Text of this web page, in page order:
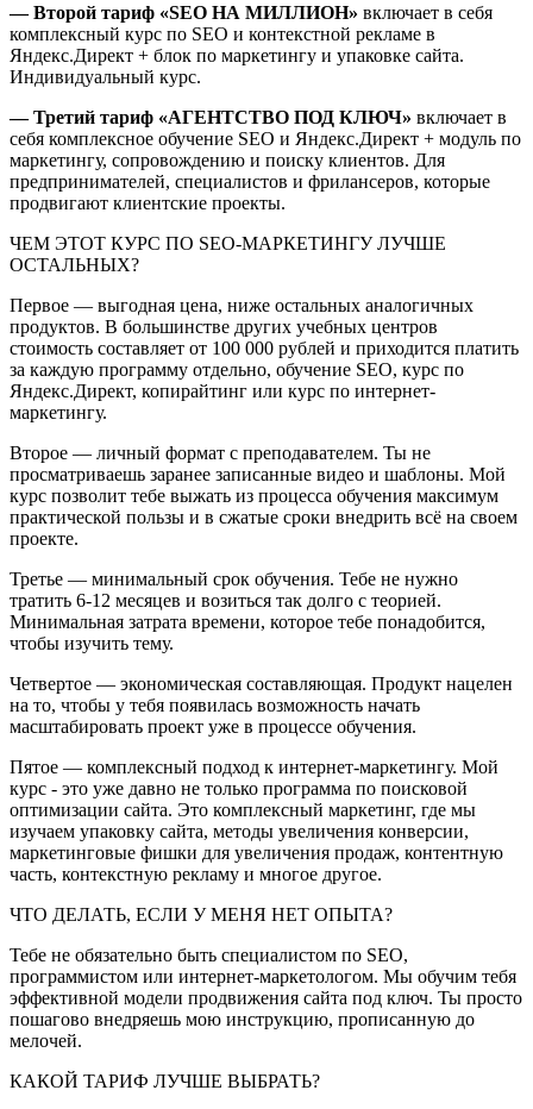
— Второй тариф «SEO НА МИЛЛИОН» включает в себя
комплексный курс по SEO и контекстной рекламе в
Яндекс.Директ + блок по маркетингу и упаковке сайта.
Индивидуальный курс.
— Третий тариф «АГЕНТСТВО ПОД КЛЮЧ» включает в
себя комплексное обучение SEO и Яндекс.Директ + модуль по
маркетингу, сопровождению и поиску клиентов. Для
предпринимателей, специалистов и фрилансеров, которые
продвигают клиентские проекты.
ЧЕМ ЭТОТ КУРС ПО SEO-МАРКЕТИНГУ ЛУЧШЕ
ОСТАЛЬНЫХ?
Первое — выгодная цена, ниже остальных аналогичных
продуктов. В большинстве других учебных центров
стоимость составляет от 100 000 рублей и приходится платить
за каждую программу отдельно, обучение SEO, курс по
Яндекс.Директ, копирайтинг или курс по интернет-
маркетингу.
Второе — личный формат с преподавателем. Ты не
просматриваешь заранее записанные видео и шаблоны. Мой
курс позволит тебе выжать из процесса обучения максимум
практической пользы и в сжатые сроки внедрить всё на своем
проекте.
Третье — минимальный срок обучения. Тебе не нужно
тратить 6-12 месяцев и возиться так долго с теорией.
Минимальная затрата времени, которое тебе понадобится,
чтобы изучить тему.
Четвертое — экономическая составляющая. Продукт нацелен
на то, чтобы у тебя появилась возможность начать
масштабировать проект уже в процессе обучения.
Пятое — комплексный подход к интернет-маркетингу. Мой
курс - это уже давно не только программа по поисковой
оптимизации сайта. Это комплексный маркетинг, где мы
изучаем упаковку сайта, методы увеличения конверсии,
маркетинговые фишки для увеличения продаж, контентную
часть, контекстную рекламу и многое другое.
ЧТО ДЕЛАТЬ, ЕСЛИ У МЕНЯ НЕТ ОПЫТА?
Тебе не обязательно быть специалистом по SEO,
программистом или интернет-маркетологом. Мы обучим тебя
эффективной модели продвижения сайта под ключ. Ты просто
пошагово внедряешь мою инструкцию, прописанную до
мелочей.
КАКОЙ ТАРИФ ЛУЧШЕ ВЫБРАТЬ?